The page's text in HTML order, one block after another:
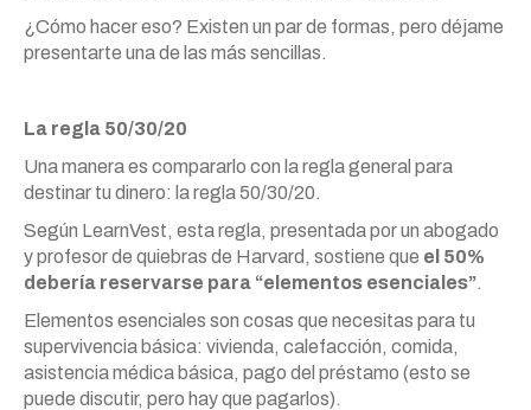
¿Cómo hacer eso? Existen un par de formas, pero déjame
presentarte una de las más sencillas.
La regla 50/30/20
Una manera es compararlo con la regla general para
destinar tu dinero: la regla 50/30/20.
Según LearnVest, esta regla, presentada por un abogado
y profesor de quiebras de Harvard, sostiene que el 50%
debería reservarse para “elementos esenciales”.
Elementos esenciales son cosas que necesitas para tu
supervivencia básica: vivienda, calefacción, comida,
asistencia médica básica, pago del préstamo (esto se
puede discutir, pero hay que pagarlos).